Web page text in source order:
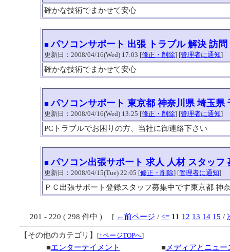
確かな技術でまかせて安心
■ パソコンサポート 出張 トラブル 解決 訪問
更新日：2008/04/16(Wed) 17:03 [修正・削除] [管理者に通知]
確かな技術でまかせて安心
■ パソコンサポート 東京都 神奈川県 埼玉県
更新日：2008/04/16(Wed) 13:25 [修正・削除] [管理者に通知]
PCトラブルでお困りの方、当社に御連絡下さい
■ パソコン出張サポート 求人 人材 スタッフ
更新日：2008/04/15(Tue) 22:05 [修正・削除] [管理者に通知]
ＰＣ出張サポート登録スタッフ募集中です東京都 神
201 - 220 ( 298 件中 ) [ ←前ページ /<= 11 12 13 14 15 /
【その他のカテゴリ】 [↑ページTOPへ]
■エンターテイメント ■メディアとニュー